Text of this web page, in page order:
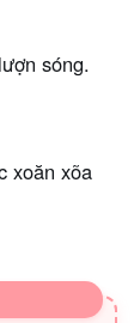
sóng.
xoăn xõa